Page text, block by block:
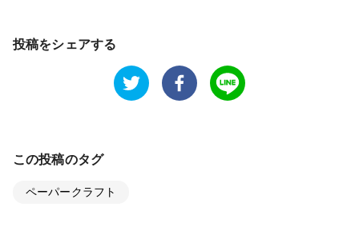
投稿をシェアする
この投稿のタグ
ペーパークラフト